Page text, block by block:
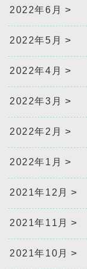
2022年6月
2022年5月
2022年4月
2022年3月
2022年2月
2022年1月
2021年12月
2021年11月
2021年10月